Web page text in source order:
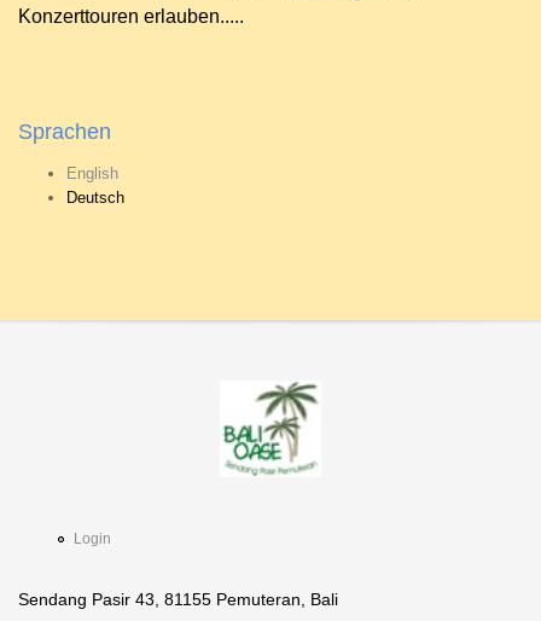
Konzerttouren erlauben.....
Sprachen
English
Deutsch
Login
Sendang Pasir 43, 81155 Pemuteran, Bali